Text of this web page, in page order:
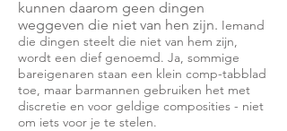
kunnen daarom geen dingen
weggeven die niet van hen zijn. Iemand
die dingen steelt die niet van hem zijn,
wordt een dief genoemd. Ja, sommige
bareigenaren staan een klein comp-tabblad
toe, maar barmannen gebruiken het met
discretie en voor geldige composities - niet
om iets voor je te stelen.